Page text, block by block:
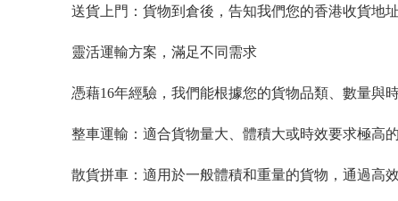
送貨上門：貨物到倉後，告知我們您的香港收貨地
靈活運輸方案，滿足不同需求
憑藉16年經驗，我們能根據您的貨物品類、數量與
整車運輸：適合貨物量大、體積大或時效要求極高
散貨拼車：適用於一般體積和重量的貨物，通過高